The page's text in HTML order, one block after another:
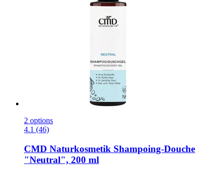
2 options
4.1 (46)
CMD Naturkosmetik Shampoing-​Douche
"Neutral", 200 ml